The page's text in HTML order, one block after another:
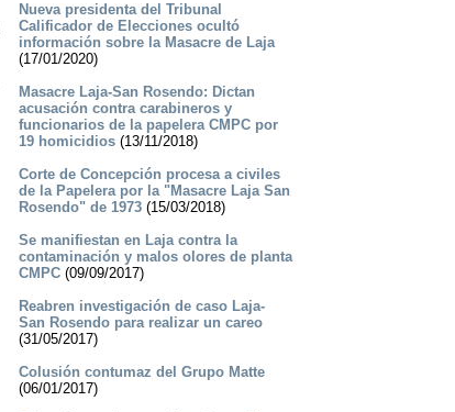
Nueva presidenta del Tribunal
Calificador de Elecciones ocultó
información sobre la Masacre de Laja
(17/01/2020)
Masacre Laja-San Rosendo: Dictan
acusación contra carabineros y
funcionarios de la papelera CMPC por
19 homicidios(13/11/2018)
Corte de Concepción procesa a civiles
de la Papelera por la "Masacre Laja San
Rosendo" de 1973(15/03/2018)
Se manifiestan en Laja contra la
contaminación y malos olores de planta
CMPC(09/09/2017)
Reabren investigación de caso Laja-
San Rosendo para realizar un careo
(31/05/2017)
Colusión contumaz del Grupo Matte
(06/01/2017)